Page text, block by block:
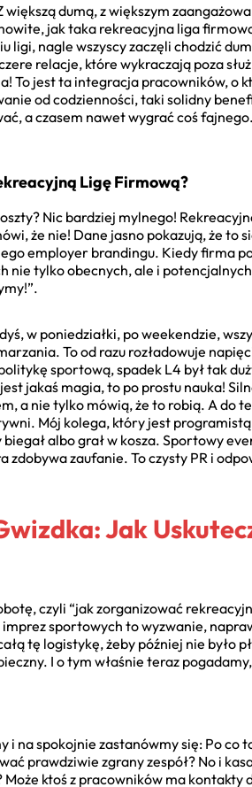
dumą, z większym
jak taka rekreacyjna liga
nagle wszyscy zaczęli chodzić
relacje, które wykraczają poza
To jest ta integracja pracowników, o
od codzienności, taki solidny
a czasem nawet wygrać coś
Ligę Firmową?
Nic bardziej mylnego!
że nie! Dane jasno pokazują, że to
employer brandingu. Kiedy firma
nie tylko obecnych, ale i
w poniedziałki, po weekendzie,
To od razu rozładowuje
sportową, spadek L4 był tak
jakaś magia, to po prostu nauka!
a nie tylko mówią, że to robią. A do
Mój kolega, który jest
albo grał w kosza. Sportowy
zaufanie. To czysty PR i
Jak
czyli “jak zorganizować
sportowych to wyzwanie,
tę logistykę, żeby później nie było
I o tym właśnie teraz
i na spokojnie zastanówmy się: Po co
prawdziwie zgrany zespół? No i
ktoś z pracowników ma kontakty